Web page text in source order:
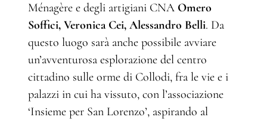
Ménagère e degli artigiani CNA Omero
Soffici, Veronica Cei, Alessandro Belli. Da
questo luogo sarà anche possibile avviare
un’avventurosa esplorazione del centro
cittadino sulle orme di Collodi, fra le vie e i
palazzi in cui ha vissuto, con l’associazione
‘Insieme per San Lorenzo’, aspirando al